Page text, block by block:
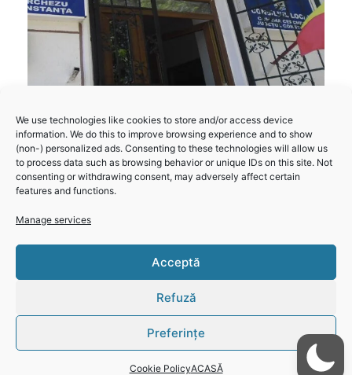
We use technologies like cookies to store and/or access device
information. We do this to improve browsing experience and to show
(non-) personalized ads. Consenting to these technologies will allow us
to process data such as browsing behavior or unique IDs on this site. Not
consenting or withdrawing consent, may adversely affect certain
features and functions.
Manage services
Acceptă
Refuză
Preferințe
Cookie PolicyACASĂ
Primăria Cerchezu – Informare funcții din cadrul
Comunei Cerchezu plătite din fonduri publice la